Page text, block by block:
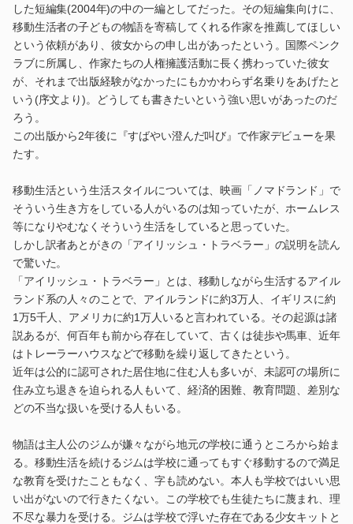
した短編集(2004年)の中の一編としてだった。その短編集向けに、
移動生活者の子どもの物語を寄稿してくれる作家を推薦してほしい
という依頼があり、彼女からの申し出があったという。国際ペンク
ラブに所属し、作家たちの人権擁護活動に長く携わっていた彼女
が、それまで出版経験がなかったにもかかわらず名乗りをあげたと
いう(序文より)。どうしても書きたいという強い思いがあったのだ
ろう。
この出版から2年後に『すばやい澄んだ叫び』で作家デビューを果
たす。
移動生活という生活スタイルについては、映画「ノマドランド」で
そういう生き方をしている人がいるのは知っていたが、ホームレス
等になりやむなくそういう生活をしていると思っていた。
しかし訳者あとがきの「アイリッシュ・トラベラー」の説明を読ん
で驚いた。
「アイリッシュ・トラベラー」とは、移動しながら生活するアイル
ランド系の人々のことで、アイルランドに約3万人、イギリスに約
1万5千人、アメリカに約1万人いると言われている。その起源は諸
説あるが、何百年も前から存在していて、古くは徒歩や馬車、近年
はトレーラーハウスなどで移動を繰り返してきたという。
近年は公的に認可された居住地に住む人も多いが、未認可の場所に
住み立ち退きを迫られる人もいて、経済的困難、教育問題、差別な
どの不当な扱いを受ける人もいる。
物語は主人公のジムが嫌々ながら地元の学校に通うところから始ま
る。移動生活を続けるジムは学校に通ってもすぐ移動するので満足
な教育を受けたこともなく、字も読めない。本人も学校ではいい思
い出がないので行きたくない。この学校でも生徒たちに蔑まれ、理
不尽な暴力を受ける。ジムは学校で浮いた存在である少女キットと